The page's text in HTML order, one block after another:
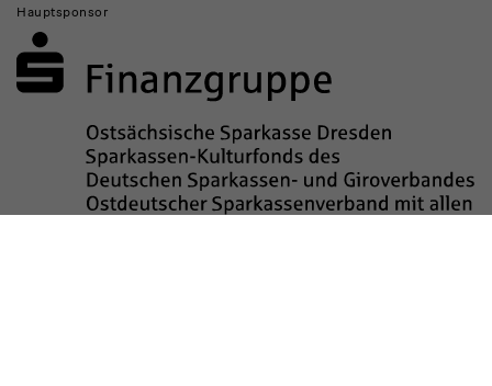
Hauptsponsor